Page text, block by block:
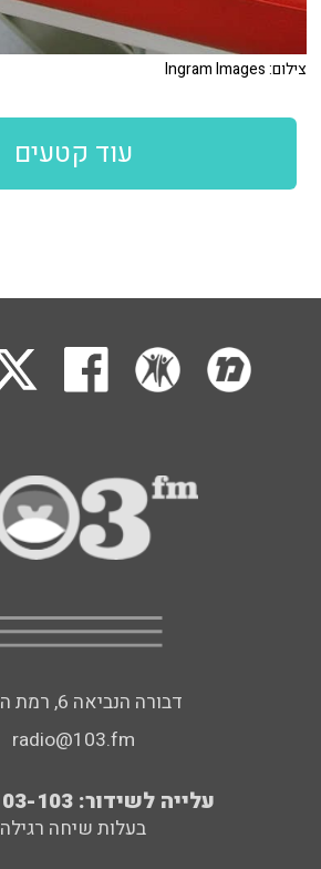
צילום: Ingram Images
עוד קטעים
דבורה הנביאה 6, רמת השרון
radio@103.fm
עלייה לשידור: 0552-103-103
בעלות שיחה רגילה